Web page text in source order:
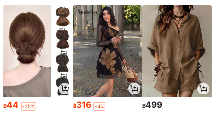
฿44 -25% ฿316 -4% ฿499